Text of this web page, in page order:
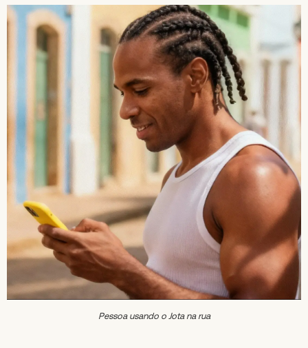
Pessoa usando o Jota na rua